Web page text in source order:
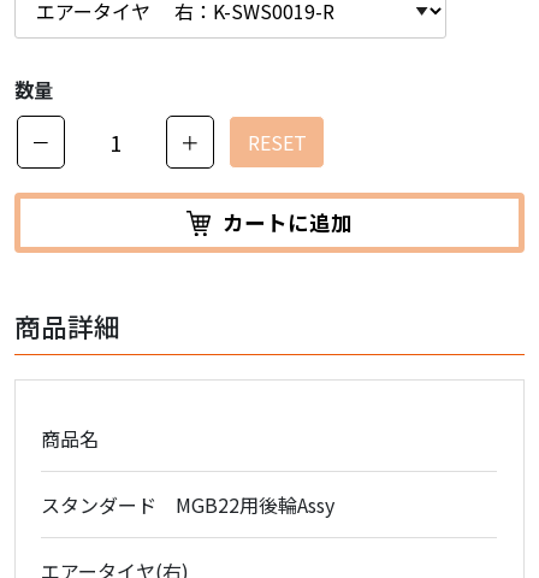
数量
－
＋ RESET
カートに追加
商品詳細
商品名
スタンダード MGB22用後輪Assy
エアータイヤ(右)